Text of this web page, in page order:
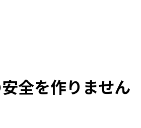
全を作りません